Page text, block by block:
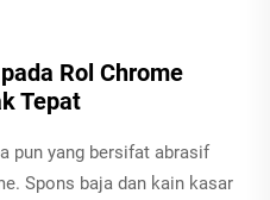
Rol Chrome
Tepat
pun yang bersifat abrasif
Spons baja dan kain kasar